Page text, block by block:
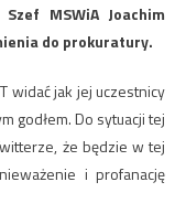
MSWiA Joachim
do prokuratury.
widać jak jej uczestnicy
godłem. Do sytuacji tej
że będzie w tej
i profanację